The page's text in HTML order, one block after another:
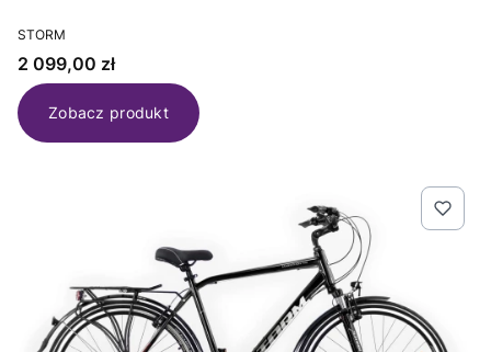
PRODUCENT
STORM
Cena
2 099,00 zł
Zobacz produkt